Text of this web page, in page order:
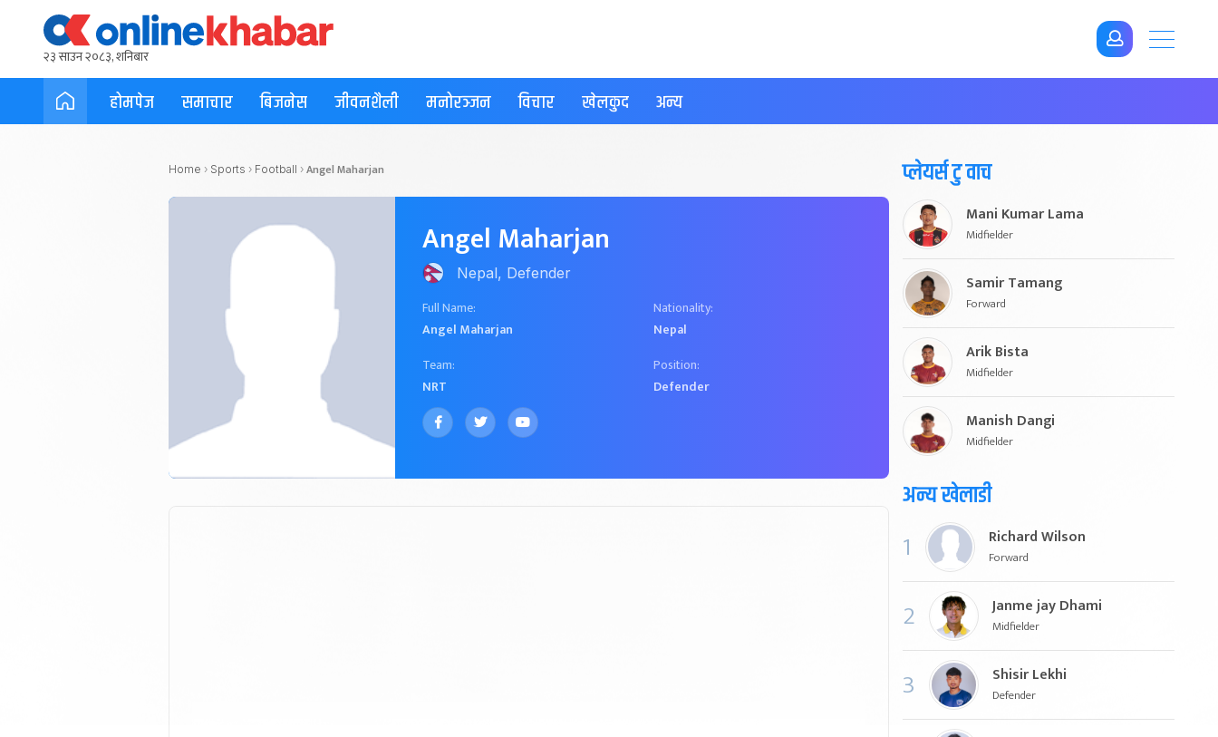
२३ साउन २०८३, शनिबार
होमपेज समाचार बिजनेस जीवनशैली मनोरञ्जन विचार खेलकुद अन्य
Home › Sports › Football › Angel Maharjan
Angel Maharjan
Nepal, Defender
Full Name:
Angel Maharjan
Nationality:
Nepal
Team:
NRT
Position:
Defender
प्लेयर्स टु वाच
Mani Kumar Lama
Midfielder
Samir Tamang
Forward
Arik Bista
Midfielder
Manish Dangi
Midfielder
अन्य खेलाडी
1 Richard Wilson
Forward
2 Janme jay Dhami
Midfielder
3 Shisir Lekhi
Defender